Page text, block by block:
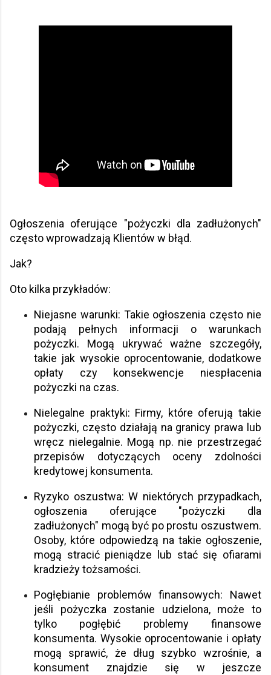
Ogłoszenia oferujące "pożyczki dla zadłużonych"
często wprowadzają Klientów w błąd.
Jak?
Oto kilka przykładów:
Niejasne warunki: Takie ogłoszenia często nie
podają pełnych informacji o warunkach
pożyczki. Mogą ukrywać ważne szczegóły,
takie jak wysokie oprocentowanie, dodatkowe
opłaty czy konsekwencje niespłacenia
pożyczki na czas.
Nielegalne praktyki: Firmy, które oferują takie
pożyczki, często działają na granicy prawa lub
wręcz nielegalnie. Mogą np. nie przestrzegać
przepisów dotyczących oceny zdolności
kredytowej konsumenta.
Ryzyko oszustwa: W niektórych przypadkach,
ogłoszenia oferujące "pożyczki dla
zadłużonych" mogą być po prostu oszustwem.
Osoby, które odpowiedzą na takie ogłoszenie,
mogą stracić pieniądze lub stać się ofiarami
kradzieży tożsamości.
Pogłębianie problemów finansowych: Nawet
jeśli pożyczka zostanie udzielona, może to
tylko pogłębić problemy finansowe
konsumenta. Wysokie oprocentowanie i opłaty
mogą sprawić, że dług szybko wzrośnie, a
konsument znajdzie się w jeszcze